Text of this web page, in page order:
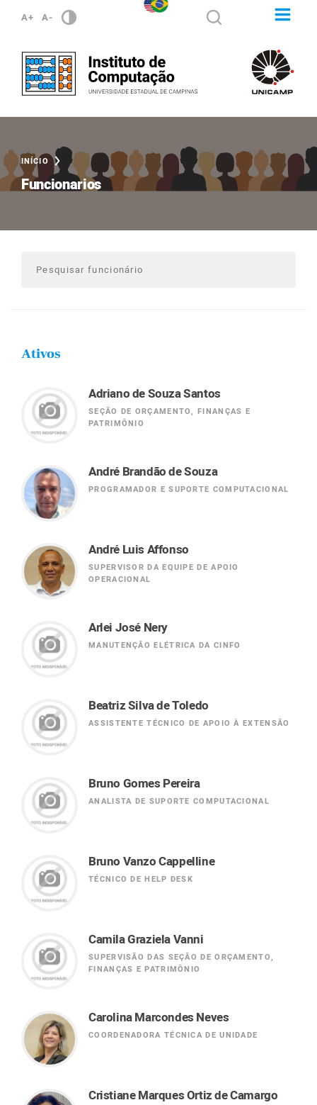
A+ A-
INÍCIO
Funcionarios
Ativos
Adriano de Souza Santos
SEÇÃO DE ORÇAMENTO, FINANÇAS E
PATRIMÔNIO
André Brandão de Souza
PROGRAMADOR E SUPORTE COMPUTACIONAL
André Luis Affonso
SUPERVISOR DA EQUIPE DE APOIO
OPERACIONAL
Arlei José Nery
MANUTENÇÃO ELÉTRICA DA CINFO
Beatriz Silva de Toledo
ASSISTENTE TÉCNICO DE APOIO À EXTENSÃO
Bruno Gomes Pereira
ANALISTA DE SUPORTE COMPUTACIONAL
Bruno Vanzo Cappelline
TÉCNICO DE HELP DESK
Camila Graziela Vanni
SUPERVISÃO DAS SEÇÃO DE ORÇAMENTO,
FINANÇAS E PATRIMÔNIO
Carolina Marcondes Neves
COORDENADORA TÉCNICA DE UNIDADE
Cristiane Marques Ortiz de Camargo